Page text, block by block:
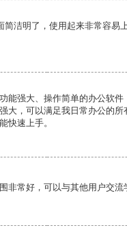
简洁明了，使用起来非常容易
能强大、操作简单的办公软件
大，可以满足我日常办公的所
快速上手。
非常好，可以与其他用户交流